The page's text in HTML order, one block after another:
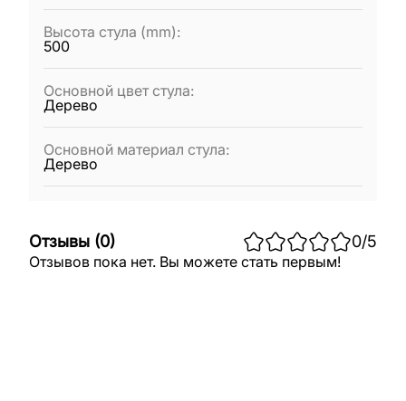
Высота стула (mm):
500
Основной цвет стула:
Дерево
Основной материал стула:
Дерево
Отзывы (0) 0/5
Отзывов пока нет. Вы можете стать первым!